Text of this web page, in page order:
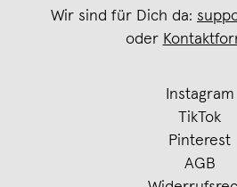
Wir sind für Dich da:
oder
Instagram
TikTok
Pinterest
AGB